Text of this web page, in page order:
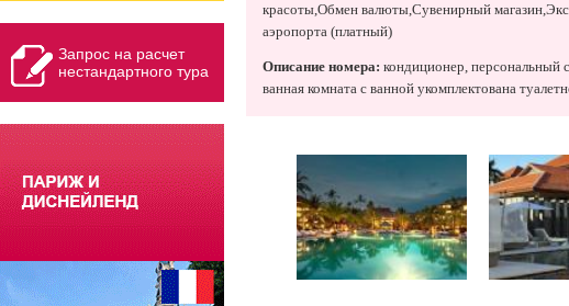
Запрос на расчет
нестандартного тура
красоты,Обмен валюты,Сувенирный
аэропорта (платный)
Описание номера: кондиционер, персональный
ванная комната с ванной укомплектована